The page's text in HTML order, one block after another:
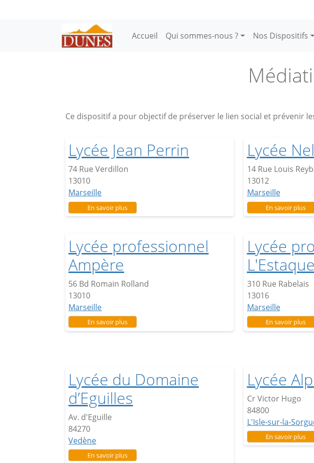
Main navigation
Accueil Qui sommes-nous ? Nos Dispositifs
Ce dispositif a pour objectif de préserver le lien social et prévenir
Lycée Jean Perrin
74 Rue Verdillon
13010
Marseille
En savoir plussur Lycée Jean Perrin
Lycée
14 Rue Louis
13012
Marseille
En savoir plus
Lycée professionnel
Ampère
56 Bd Romain Rolland
13010
Marseille
En savoir plussur Lycée professionnel Ampère
Lycée
L'Estaque
310 Rue Rabelais
13016
Marseille
En savoir plus
Lycée du Domaine
d’Eguilles
Av. d'Eguille
84270
Vedène
En savoir plussur Lycée du Domaine d’Eguilles
Lycée
Cr Victor Hugo
84800
L'Isle-sur-la-
En savoir plus